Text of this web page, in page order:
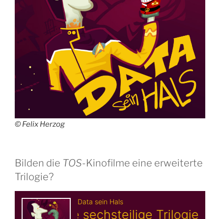
© Felix Herzog
Bilden die TOS-Kinofilme eine erweiterte
Trilogie?